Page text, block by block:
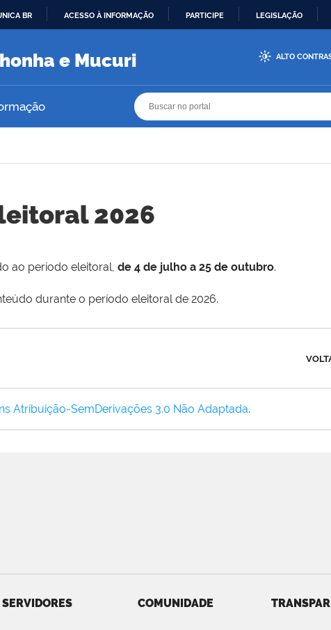
O
BR ACESSO À INFORMAÇÃO PARTICIPE LEGISLAÇÃO
e Mucuri ALTO
2026
ao período eleitoral, de 4 de julho a 25 de outubro.
durante o período eleitoral de 2026.
Atribuição-SemDerivações 3.0 Não Adaptada.
SERVIDORES COMUNIDADE